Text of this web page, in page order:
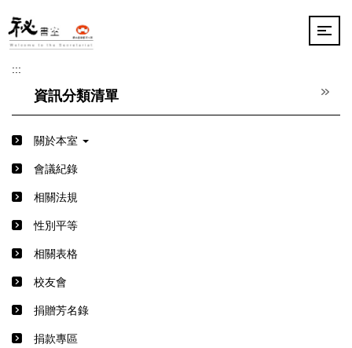
到
主
內
:::
資訊分類清單
關於本室
會議紀錄
相關法規
性別平等
相關表格
校友會
捐贈芳名錄
捐款專區